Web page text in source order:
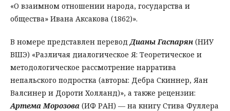
«О взаимном отношении народа, государства и
общества» Ивана Аксакова (1862)».
В номере представлен переводДианы Гаспарян (НИУ
ВШЭ) «Различая диалогическое Я: Теоретическое и
методологическое рассмотрение нарратива
непальского подростка (авторы: Дебра Скиннер, Яан
Валсинер и Дороти Холланд)», а также рецензии:
Артема Морозова (ИФ РАН) — на книгу Стива Фуллера